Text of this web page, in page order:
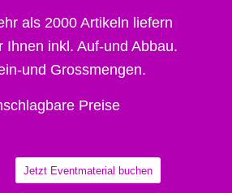
als 2000 Artikeln liefern
Ihnen inkl. Auf-und Abbau.
und Grossmengen.
Preise
Jetzt Eventmaterial buchen